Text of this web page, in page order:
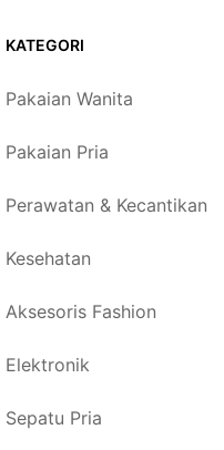
KATEGORI
Pakaian Wanita
Pakaian Pria
Perawatan & Kecantikan
Kesehatan
Aksesoris Fashion
Elektronik
Sepatu Pria